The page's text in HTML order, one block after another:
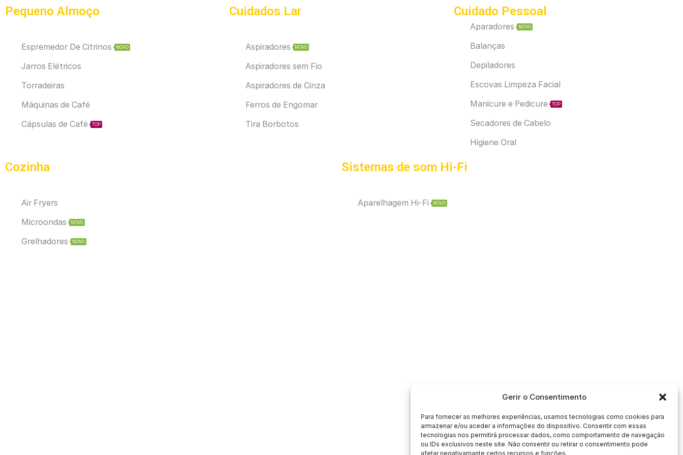
Gerir o Consentimento
Para fornecer as melhores experiências, usamos tecnologias como cookies para
armazenar e/ou aceder a informações do dispositivo. Consentir com essas
tecnologias nos permitirá processar dados, como comportamento de navegação
ou IDs exclusivos neste site. Não consentir ou retirar o consentimento pode
afetar negativamante certos recursos e funções.
Pequeno Almoço
Espremedor De Citrinos NOVO
Jarros Elétricos
Torradeiras
Máquinas de Café
Cápsulas de Café
TOP
Cuidados Lar
Aspiradores NOVO
Aspiradores sem Fio
Aspiradores de Cinza
Ferros de Engomar
Tira Borbotos
Cuidado Pessoal
Aparadores NOVO
Balanças
Depiladores
Escovas Limpeza Facial
Manicure e Pedicure
TOP
Secadores de Cabelo
Higiene Oral
Cozinha
Air Fryers
Microondas
NOVO
Grelhadores NOVO
Sistemas de som Hi-Fi
Aparelhagem Hi-Fi NOVO